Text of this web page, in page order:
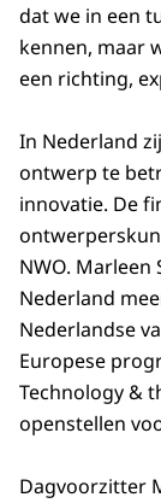
dat we in een
kennen, maar
een richting,
In Nederland
ontwerp te
innovatie. De
NWO.
Nederland
Nederlandse
Europese
Technology &
openstellen
Dagvoorzitter